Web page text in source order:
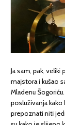
Ja sam, pak,
majstora i kušao
Mladenu
posluživanja kako
prepoznati niti